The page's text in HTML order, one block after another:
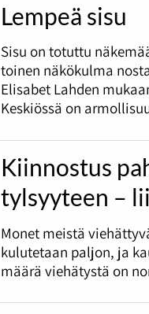
Lempeä sisu
Sisu on totuttu
toinen näkökulma
Elisabet Lahden
Keskiössä on
Kiinnostus
tylsyyteen –
Monet meistä
kulutetaan paljon, ja
määrä viehätystä on